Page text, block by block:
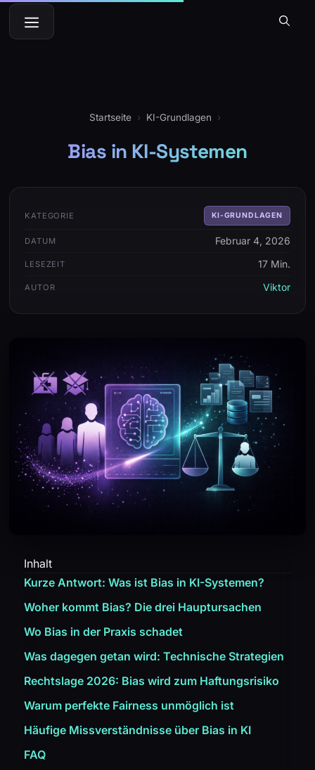
Zum
Inhalt
springen
Menü
Startseite › KI-Grundlagen ›
Bias in KI-Systemen
KATEGORIE KI-GRUNDLAGEN
DATUM Februar 4, 2026
LESEZEIT 17 Min.
AUTOR Viktor
Inhalt
Kurze Antwort: Was ist Bias in KI-Systemen?
Woher kommt Bias? Die drei Hauptursachen
Wo Bias in der Praxis schadet
Was dagegen getan wird: Technische Strategien
Rechtslage 2026: Bias wird zum Haftungsrisiko
Warum perfekte Fairness unmöglich ist
Häufige Missverständnisse über Bias in KI
FAQ